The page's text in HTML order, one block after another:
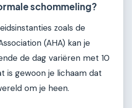
schommeling?
zoals de
(AHA) kan je
de dag variëren met 10
is gewoon je lichaam dat
om je heen.